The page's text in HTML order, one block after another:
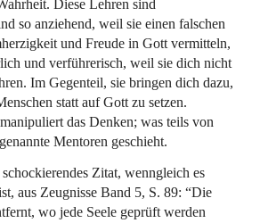
Diese Lehren sind
so anziehend, weil sie einen falschen
und Freude in Gott vermitteln,
und verführerisch, weil sie dich nicht
Im Gegenteil, sie bringen dich dazu,
statt auf Gott zu setzen.
das Denken; was teils von
Mentoren geschieht.
Zitat, wenngleich es
aus Zeugnisse Band 5, S. 89: “Die
wo jede Seele geprüft werden